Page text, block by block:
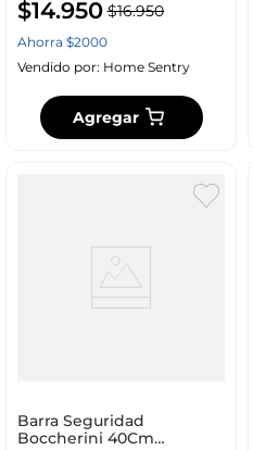
$14.950 $16.950
Ahorra $2000
Vendido por: Home Sentry
Agregar
Barra Seguridad
Boccherini 40Cm